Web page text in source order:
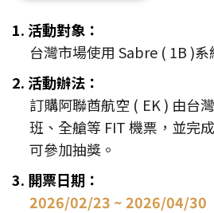
1. 活動對象：
台灣市場使用 Sabre ( 1B )系
2. 活動辦法：
訂購阿聯酋航空 ( EK ) 由台
班、全艙等 FIT 機票，並完
可參加抽獎。
3. 開票日期：
2026/02/23 ~ 2026/04/30